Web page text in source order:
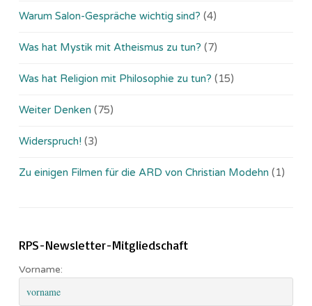
Warum Salon-Gespräche wichtig sind? (4)
Was hat Mystik mit Atheismus zu tun? (7)
Was hat Religion mit Philosophie zu tun? (15)
Weiter Denken (75)
Widerspruch! (3)
Zu einigen Filmen für die ARD von Christian Modehn (1)
RPS-Newsletter-Mitgliedschaft
Vorname: